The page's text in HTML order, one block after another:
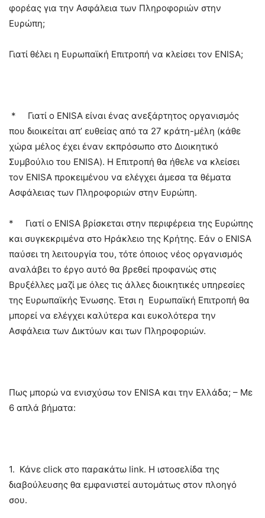
φορέας για την Ασφάλεια των Πληροφοριών στην
Ευρώπη;
Γιατί θέλει η Ευρωπαϊκή Επιτροπή να κλείσει τον ENISA;
*
Γιατί ο ENISA είναι ένας ανεξάρτητος οργανισμός
που διοικείται απ’ ευθείας από τα 27 κράτη-μέλη (κάθε
χώρα μέλος έχει έναν εκπρόσωπο στο Διοικητικό
Συμβούλιο του ENISA). H Επιτροπή θα ήθελε να κλείσει
τον ENISA προκειμένου να ελέγχει άμεσα τα θέματα
Ασφάλειας των Πληροφοριών στην Ευρώπη.
*
Γιατί ο ENISA βρίσκεται στην περιφέρεια της Ευρώπης
και συγκεκριμένα στο Ηράκλειο της Κρήτης. Εάν ο ENISA
παύσει τη λειτουργία του, τότε όποιος νέος οργανισμός
αναλάβει το έργο αυτό θα βρεθεί προφανώς στις
Βρυξέλλες μαζί με όλες τις άλλες διοικητικές υπηρεσίες
της Ευρωπαϊκής Ένωσης. Έτσι η Ευρωπαϊκή Επιτροπή θα
μπορεί να ελέγχει καλύτερα και ευκολότερα την
Ασφάλεια των Δικτύων και των Πληροφοριών.
Πως μπορώ να ενισχύσω τον ENISA και την Ελλάδα; – Με
6 απλά βήματα:
1. Κάνε click στο παρακάτω link. Η ιστοσελίδα της
διαβούλευσης θα εμφανιστεί αυτομάτως στον πλοηγό
σου.